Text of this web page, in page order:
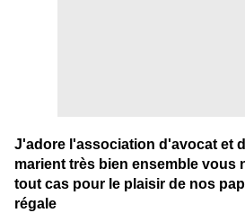
J'adore l'association d'avocat et
marient très bien ensemble vous
tout cas pour le plaisir de nos
régale